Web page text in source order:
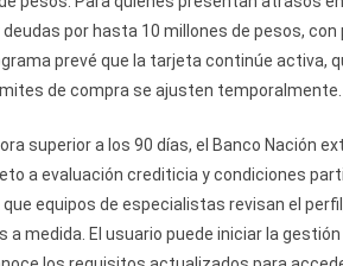
por hasta 10 millones de pesos,
prevé que la tarjeta continúe activa,
de compra se ajusten temporalmente.
superior a los 90 días, el Banco Nación
a evaluación crediticia y condiciones
que equipos de especialistas revisan el
a medida. El usuario puede iniciar la